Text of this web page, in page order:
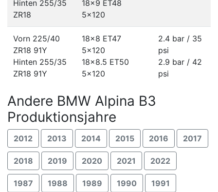
Hinten 255/35
ZR18
18x9 ET48
5x120
Vorn 225/40
ZR18 91Y
Hinten 255/35
ZR18 91Y
18x8 ET47
5x120
18x8.5 ET50
5x120
2.4 bar / 35
psi
2.9 bar / 42
psi
Andere BMW Alpina B3
Produktionsjahre
2012 2013 2014 2015 2016 2017
2018 2019 2020 2021 2022
1987 1988 1989 1990 1991